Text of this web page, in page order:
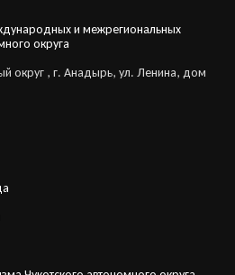
и межрегиональных
округа
округ , г. Анадырь, ул. Ленина, дом